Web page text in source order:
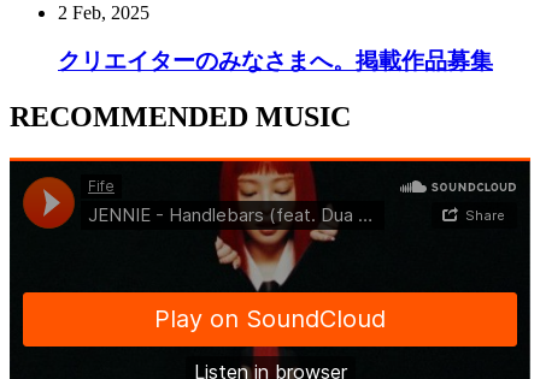
2 Feb, 2025
クリエイターのみなさまへ。掲載作品募集
RECOMMENDED MUSIC